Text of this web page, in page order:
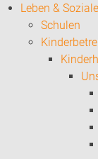
Leben &
Schulen